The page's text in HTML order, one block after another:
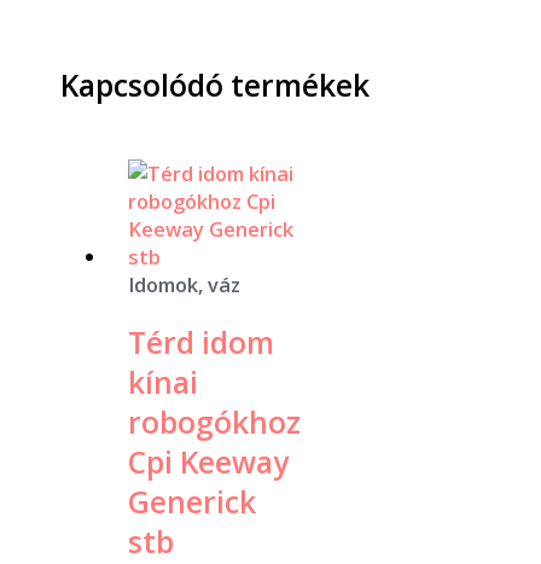
Kapcsolódó termékek
Idomok, váz
Térd idom
kínai
robogókhoz
Cpi Keeway
Generick
stb